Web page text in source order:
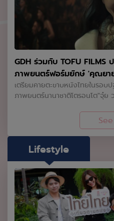
สมัย ซึ่ง AVALON LIVE เตรียม
ชมที่สมบูรณ์แบบที่สุดให้กับแฟน ๆ ทุกที่นั่งในฮอลล์ คอนเสิร์ตครั้ง
นี้ไม่เพียงตอกย้ำกระแสความนิยมที่พุ่งทะย
ศิลปิน Virtual Idol แถวหน้าของวงการ และหนึ่งในศิล
สถิติบนชาร์ตเพลงอย่างต่อเนื่อง แต่ยังถือเป็นการกลับมาพบกับ
แฟน ๆ ชาวไทยในสเกลที่ยิ่งใหญ่กว่าที่เคย รองรับ
ของแฟนคลับได้อย่างเต็มรูปแบบ
สร้างปรากฏการณ์และกระแสตอบรั
เป็นส่วนหนึ่งของค่ำคืนประวัติศาสตร์ และสัมผัสประสบกา
ดนตรีที่จะทำให้หัวใจของคุณเต้นแ
ไทย เตรียมแท่งไฟและวอร์มนิ้วให้พร้อ
(Twitter): @AvalonLive /
#플레이브 #2026_PLAVE_World_Tour #KEEP_IT_MANIC
#KEEP_IT_MANIC_in_Bangkok
GDH ร่วมกับ TOFU FILMS
ภาพยนตร์ฟอร์มยักษ์ 'คุณยาย
เตรียมคายตะขาบหนังไทยในรอ
ภาพยนตร์นานาชาติโตรอนโต"จุ๋
สะเทือนไปทั่วประเทศ! GDH ร่ว
แรก "คุณยายวรนาฏ" (INHERIT
“ทายาทอสูร” สู่ร่างใหม่ของ 'คุณ
ห่างหาย หวนกลับมาพร้อมกับคว
คุกคาม ทุกคนในครอบครัว โดยเต
หนังไทยในรอบปฐมทัศน์โลก ณ เ
โต ครั้งที่ 51 ประจำปี 2569
Festival 2026 : TIFF) ประเทศ
5 เทศกาลภาพยนตร์ที่ทรงอิทธิพ
Centrepiece ที่คัดสรรสุดยอดภ
Lifestyle